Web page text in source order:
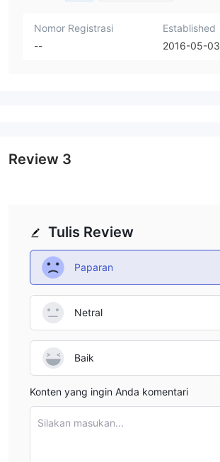
Nomor Registrasi
--
Established
2016-05-03
Tulis Review
Paparan
Netral
Baik
Konten yang ingin Anda komentari
Silakan masukan...
Review 3